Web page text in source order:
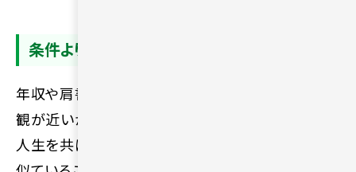
条件よりも価値観の近さを意識する
年収や肩書きといった条件にこだわりすぎず、価値
観が近いかどうかを重視してください。これからの
人生を共にする上で、生活リズムや物事の捉え方が